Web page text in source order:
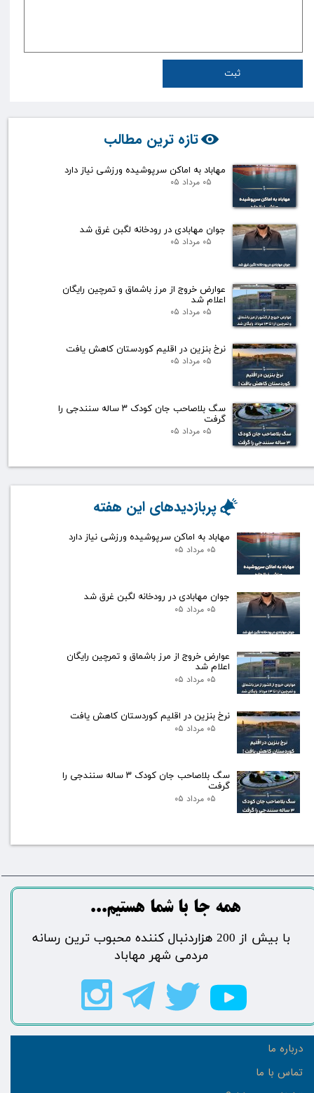
تازه ترین مطالب
مهاباد به اماکن سرپوشیده ورزشی نیاز دارد
۰۵ مرداد ۰۵
جوان مهابادی در رودخانه لگبن غرق شد
۰۵ مرداد ۰۵
عوارض خروج از مرز باشماق و تمرچین رایگان
اعلام شد
۰۵ مرداد ۰۵
نرخ بنزین در اقلیم کوردستان کاهش یافت
۰۵ مرداد ۰۵
سگ بلاصاحب جان کودک ۳ ساله سنندجی را
گرفت
۰۵ مرداد ۰۵
مهاباد به اماکن سرپوشیده ورزشی نیاز دارد
۰۵ مرداد ۰۵
جوان مهابادی در رودخانه لگبن غرق شد
۰۵ مرداد ۰۵
عوارض خروج از مرز باشماق و تمرچین رایگان
اعلام شد
۰۵ مرداد ۰۵
نرخ بنزین در اقلیم کوردستان کاهش یافت
۰۵ مرداد ۰۵
سگ بلاصاحب جان کودک ۳ ساله سنندجی را
گرفت
۰۵ مرداد ۰۵
پربازدیدهای این هفته
ثبت
درباره ما
تماس با ما
​​​همه جا با شما هستیم...​​​​​​​​​​​​​​
​با بیش از 200 هزاردنبال کننده محبوب ترین رسانه
مردمی شهر مهاباد​​​​​​​​​​​​​​